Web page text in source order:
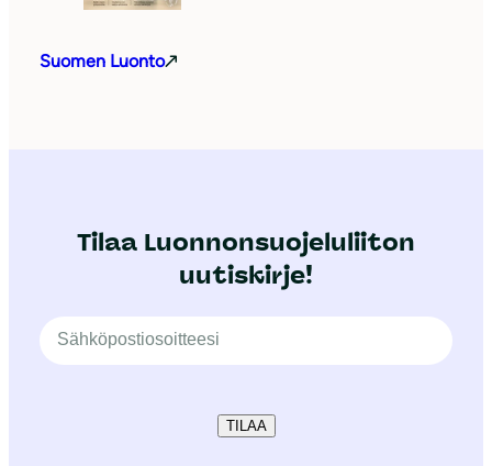
Suomen Luonto
Tilaa Luonnonsuojeluliiton
uutiskirje!
TILAA